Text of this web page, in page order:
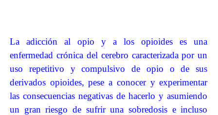
La adicción al opio y a los opioides es una
enfermedad crónica del cerebro caracterizada por un
uso repetitivo y compulsivo de opio o de sus
derivados opioides, pese a conocer y experimentar
las consecuencias negativas de hacerlo y asumiendo
un gran riesgo de sufrir una sobredosis e incluso